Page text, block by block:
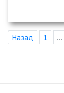
Назад 1 ...